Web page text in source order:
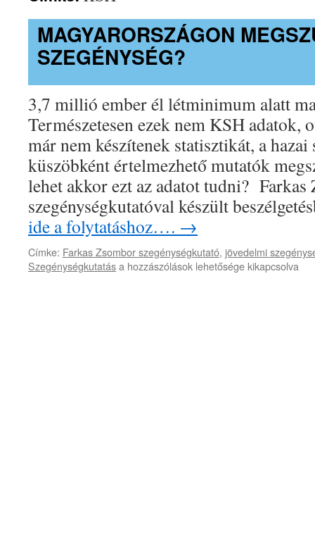
MAGYARORSZÁGON
SZEGÉNYSÉG?
3,7 millió ember él létminimum alatt
Természetesen ezek nem KSH adatok,
már nem készítenek statisztikát, a hazai
küszöbként értelmezhető mutatók
lehet akkor ezt az adatot tudni? Farkas
szegénységkutatóval készült
ide a folytatáshoz…. →
Címke: Farkas Zsombor szegénységkutató, jövedelmi
SzegénységkutatásMagyarországon
a hozzászólások lehetősége kikapcsolva